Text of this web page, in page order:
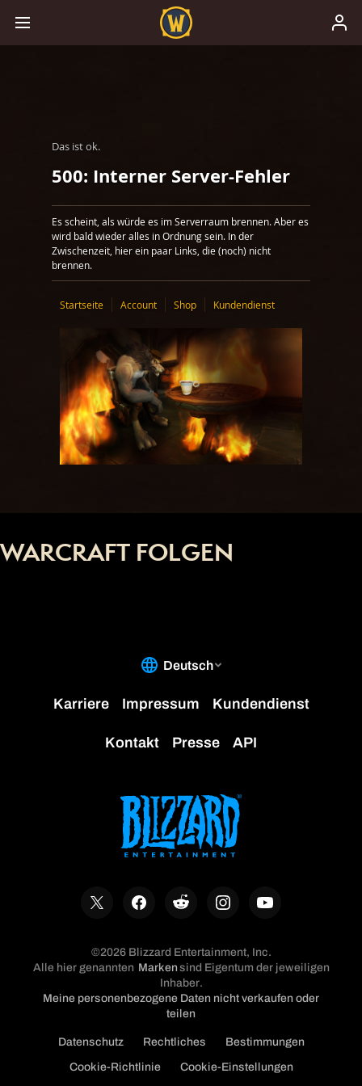
Das ist ok.
500: Interner Server-Fehler
Es scheint, als würde es im Serverraum brennen. Aber es
wird bald wieder alles in Ordnung sein. In der
Zwischenzeit, hier ein paar Links, die (noch) nicht
brennen.
Startseite Account Shop Kundendienst
WARCRAFT FOLGEN